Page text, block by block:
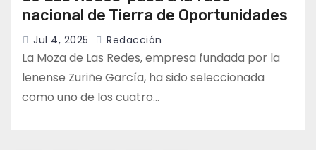
nacional de Tierra de Oportunidades
Jul 4, 2025 Redacción
La Moza de Las Redes, empresa fundada por la
lenense Zuriñe García, ha sido seleccionada
como uno de los cuatro…